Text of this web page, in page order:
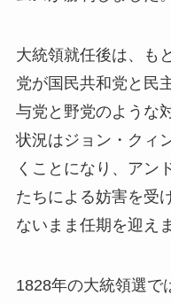
大統領就任後は、も
党が国民共和党と民
与党と野党のような
状況はジョン・クィ
くことになり、アン
たちによる妨害を受
ないまま任期を迎え
1828年の大統領選で